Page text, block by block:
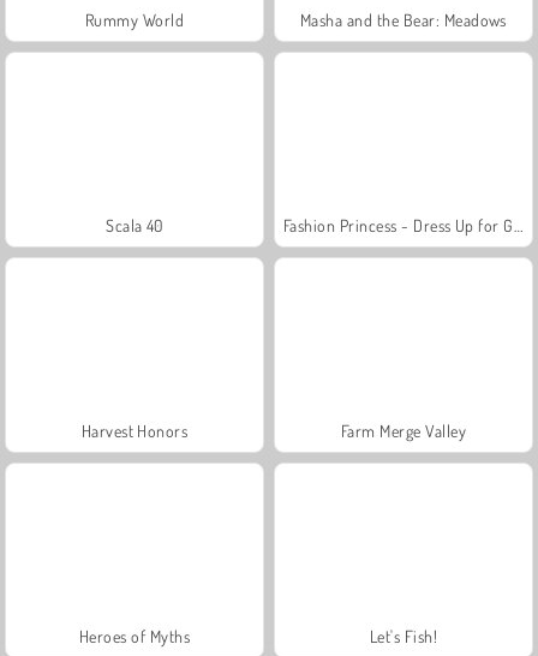
Rummy World Masha and the Bear: Meadows
Scala 40
Harvest Honors Farm Merge Valley
Heroes of Myths Let's Fish!